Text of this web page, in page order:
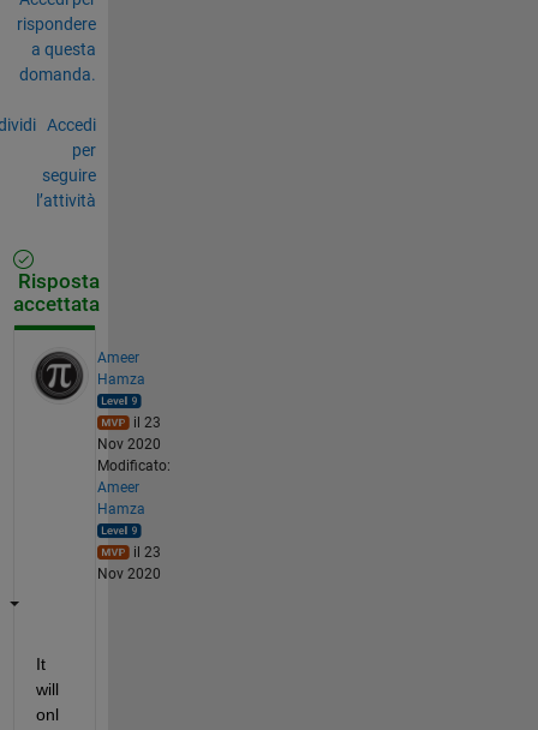
rispondere
a questa
domanda.
Accedi
per
seguire
l’attività
Risposta
accettata
Ameer
Hamza
il 23
Nov 2020
Modificato:
Ameer
Hamza
il 23
Nov 2020
It
will
onl